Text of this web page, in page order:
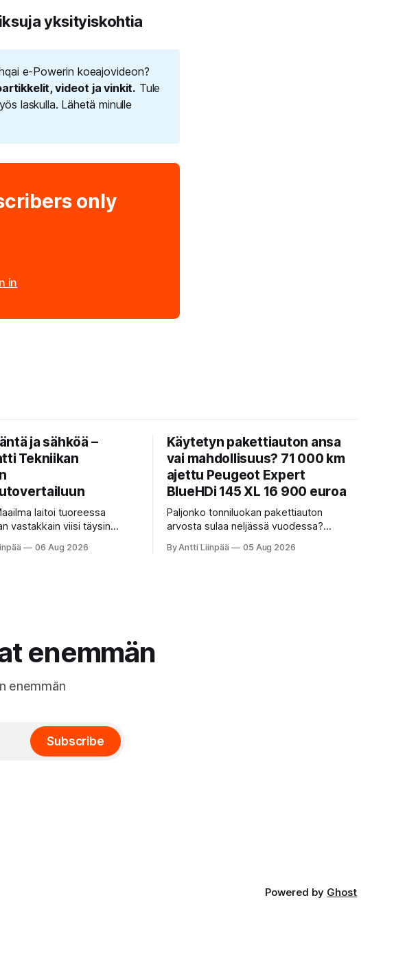
yksityiskohtia
e-Powerin koeajovideon?
videot ja vinkit. Tule
laskulla. Lähetä minulle
only
in
ja sähköä –
Tekniikan
laitoi tuoreessa
vastakkain viisi täysin
Mustang V8:sta
Hyundai Ioniq 6 N:ään.
06 Aug 2026
Käytetyn pakettiauton ansa
vai mahdollisuus? 71 000 km
ajettu Peugeot Expert
BlueHDi 145 XL 16 900 euroa
Paljonko tonniluokan pakettiauton
arvosta sulaa neljässä vuodessa?
BlueHDi 145 XL -mallin, jonka hinta
By Antti Liinpää 05 Aug 2026
enemmän
enemmän
Subscribe
Powered by Ghost